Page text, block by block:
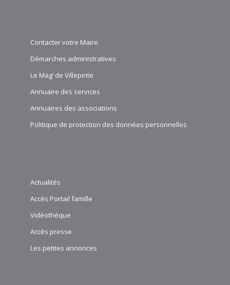
Contacter votre Maire
Démarches administratives
Le Mag’ de Villepinte
Annuaire des services
Annuaires des associations
Politique de protection des données personnelles
Actualités
Accès Portail famille
Vidéothèque
Accès presse
Les petites annonces